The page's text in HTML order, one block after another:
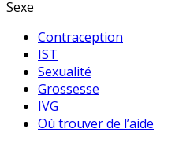
Sexe
Contraception
IST
Sexualité
Grossesse
IVG
Où trouver de l’aide